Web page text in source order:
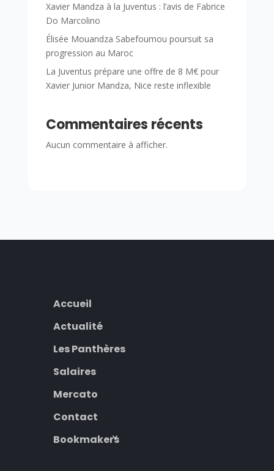
Xavier Mandza à la Juventus : l’avis de Fabrice
Do Marcolino
Élisée Mouandza Sabefoumou poursuit sa
progression au Maroc
La Juventus prépare une offre de 8 M€ pour
Xavier Junior Mandza, Nice reste inflexible
Commentaires récents
Aucun commentaire à afficher.
Accueil
Actualité
Les Panthères
Salaires
Mercato
Contact
Bookmakers